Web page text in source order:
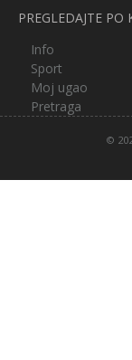
PREGLEDAJTE PO
Info
Sport
Moj ugao
Pretraga
©